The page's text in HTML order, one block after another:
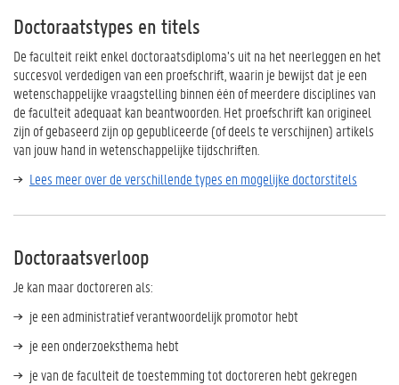
Doctoraatstypes en titels
De faculteit reikt enkel doctoraatsdiploma’s uit na het neerleggen en het
succesvol verdedigen van een proefschrift , waarin je bewijst dat je een
wetenschappelijke vraagstelling binnen één of meerdere disciplines van
de faculteit adequaat kan beantwoorden. Het proefschrift kan origineel
zijn of gebaseerd zijn op gepubliceerde (of deels te verschijnen)artikels
van jouw hand in wetenschappelijke tijdschriften.
Lees meer over de verschillende types en mogelijke doctorstitels
Doctoraatsverloop
Je kan maar doctoreren als:
je een administratief verantwoordelijk promotor hebt
je een onderzoeksthema hebt
je van de faculteit de toestemming tot doctoreren hebt gekregen